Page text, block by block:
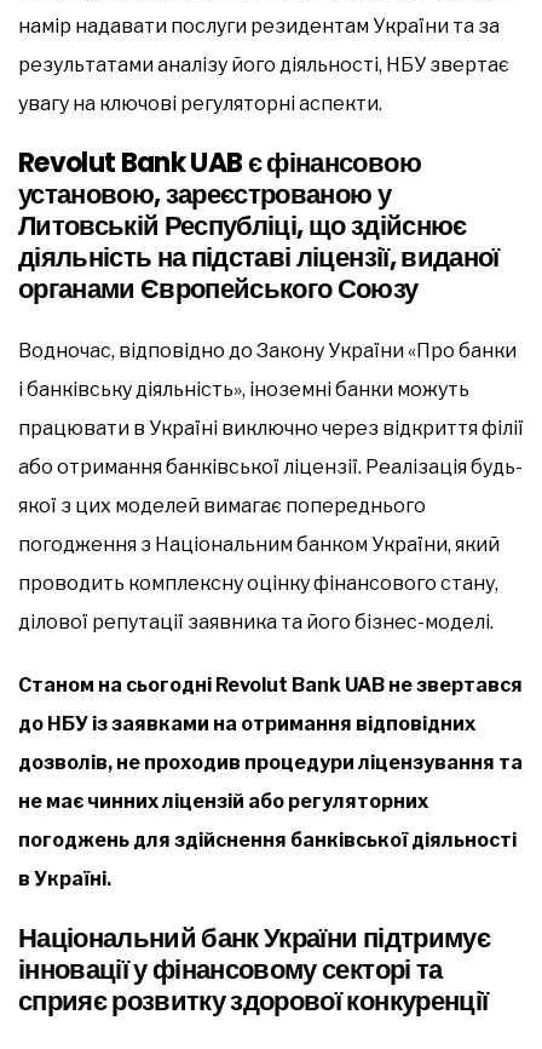
намір надавати послуги резидентам України та за
результатами аналізу його діяльності, НБУ звертає
увагу на ключові регуляторні аспекти.
Revolut Bank UAB є фінансовою
установою, зареєстрованою у
Литовській Республіці, що здійснює
діяльність на підставі ліцензії, виданої
органами Європейського Союзу
Водночас, відповідно до Закону України «Про банки
і банківську діяльність», іноземні банки можуть
працювати в Україні виключно через відкриття філії
або отримання банківської ліцензії. Реалізація будь-
якої з цих моделей вимагає попереднього
погодження з Національним банком України, який
проводить комплексну оцінку фінансового стану,
ділової репутації заявника та його бізнес-моделі.
Станом на сьогодні Revolut Bank UAB не звертався
до НБУ із заявками на отримання відповідних
дозволів, не проходив процедури ліцензування та
не має чинних ліцензій або регуляторних
погоджень для здійснення банківської діяльності
в Україні.
Національний банк України підтримує
інновації у фінансовому секторі та
сприяє розвитку здорової конкуренції